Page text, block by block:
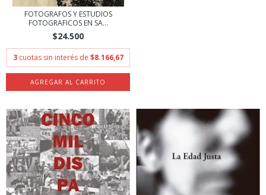
FOTOGRAFOS Y ESTUDIOS
FOTOGRAFICOS EN SA...
$24.500
3 cuotas sin interés de $8.166,67